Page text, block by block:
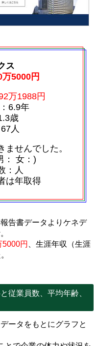
ス
万5000円
万1988円
6.9年
歳
人
せんでした。
： 女：)
：人
は年取得
告書データよりケネデ
5000円
、生涯年収（生涯
従業員数、平均年齢、
ータをもとにグラフと